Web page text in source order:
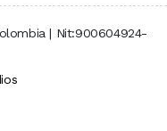
| Nit:900604924-